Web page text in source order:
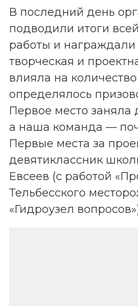
В последний день
подводили итоги
работы и награждали
творческая и
влияла на
определялось
Первое место заняла
а наша команда —
Первые места за
девятиклассник
Евсеев (с работой
Тельбесского
«Гидроузел